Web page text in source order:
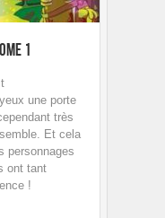
1
une porte
très
Et cela
personnages
ont tant
!